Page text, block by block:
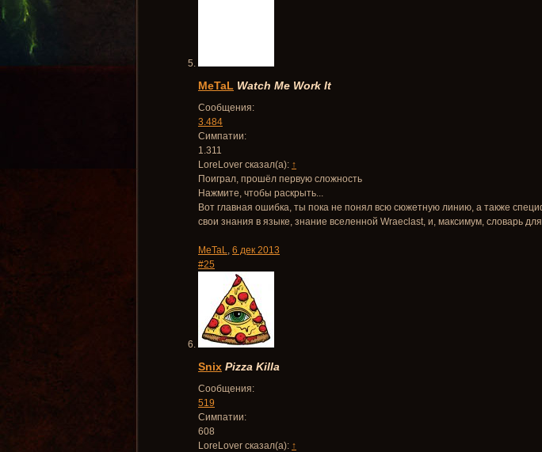
MeTaL Watch Me Work It
Сообщения:
3.484
Симпатии:
1.311
LoreLover сказал(а): ↑
Поиграл, прошёл первую сложность
Нажмите, чтобы раскрыть...
Вот главная ошибка, ты пока не понял всю сюжетную линию, а также
свои знания в языке, знание вселенной Wraeclast, и, максимум, словарь
MeTaL, 6 дек 2013
#25
Snix Pizza Killa
Сообщения:
519
Симпатии:
608
LoreLover сказал(а): ↑